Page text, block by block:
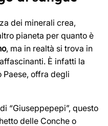
dei minerali crea,
pianeta per quanto è
, ma in realtà si trova in
È infatti la
offra degli
“Giuseppepepi”, questo
delle Conche o